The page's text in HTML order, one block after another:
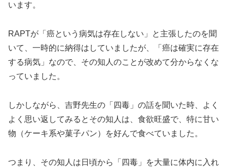
います。
RAPTが「癌という病気は存在しない」と主張したのを聞
いて、一時的に納得はしていましたが、「癌は確実に存在
する病気」なので、その知人のことが改めて分からなくな
っていました。
しかしながら、吉野先生の「四毒」の話を聞いた時、よく
よく思い返してみるとその知人は、食欲旺盛で、特に甘い
物（ケーキ系や菓子パン）を好んで食べていました。
つまり、その知人は日頃から「四毒」を大量に体内に入れ